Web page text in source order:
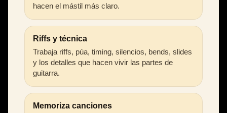
hacen el mástil más claro.
Riffs y técnica
Trabaja riffs, púa, timing, silencios, bends, slides
y los detalles que hacen vivir las partes de
guitarra.
Memoriza canciones